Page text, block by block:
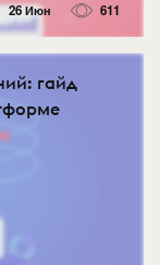
26 Июн 611
гайд